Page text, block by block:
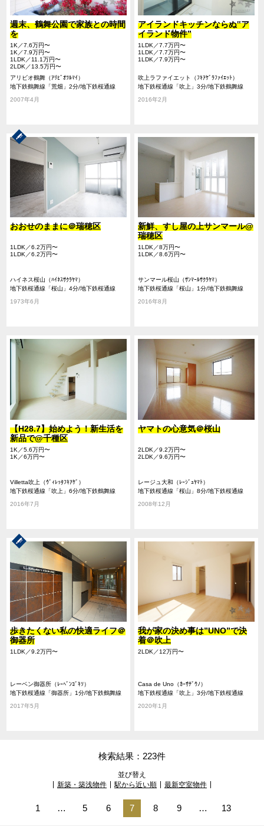
週末、鶴舞公園で家族との時間
を
1K／7.6万円〜
1K／7.9万円〜
1LDK／11.1万円〜
2LDK／13.5万円〜
アリビオ鶴舞（ｱﾘﾋﾞｵﾂﾙﾏｲ）
地下鉄鶴舞線「荒畑」2分/地下鉄桜通線
2007年4月
アイランドキッチンならぬ‟ア
イランド物件”
1LDK／7.7万円〜
1LDK／7.7万円〜
1LDK／7.9万円〜
吹上ラファイエット（ﾌｷｱｹﾞﾗﾌｧｲｴｯﾄ）
地下鉄桜通線「吹上」3分/地下鉄鶴舞線
2016年2月
おおせのままに＠瑞穂区
1LDK／6.2万円〜
1LDK／6.2万円〜
ハイネス桜山（ﾊｲﾈｽｻｸﾗﾔﾏ）
地下鉄桜通線「桜山」4分/地下鉄桜通線
「御器所」16分/地下鉄鶴舞線「御器所」16
1973年6月
新鮮、すし屋の上サンマール@
瑞穂区
1LDK／8万円〜
1LDK／8.6万円〜
サンマール桜山（ｻﾝﾏｰﾙｻｸﾗﾔﾏ）
地下鉄桜通線「桜山」1分/地下鉄鶴舞線
「御器所」11分/地下鉄桜通線「御器所」11
2016年8月
【H28.7】始めよう！新生活を
新品で@千種区
1K／5.6万円〜
1K／6万円〜
Villetta吹上（ｳﾞｨﾚｯﾀﾌｷｱｹﾞ）
地下鉄桜通線「吹上」6分/地下鉄鶴舞線
2016年7月
ヤマトの心意気＠桜山
2LDK／9.2万円〜
2LDK／9.6万円〜
レージュ大和（ﾚｰｼﾞｭﾔﾏﾄ）
地下鉄桜通線「桜山」8分/地下鉄桜通線
2008年12月
歩きたくない私の快適ライフ＠
御器所
1LDK／9.2万円〜
レーベン御器所（ﾚｰﾍﾞﾝｺﾞｷｿ）
地下鉄桜通線「御器所」1分/地下鉄鶴舞線
2017年5月
我が家の決め事は”UNO”で決
着＠吹上
2LDK／12万円〜
Casa de Uno（ｶｰｻﾃﾞｳﾉ）
地下鉄桜通線「吹上」3分/地下鉄桜通線
2020年1月
検索結果：223件
並び替え
新築・築浅物件
駅から近い順 最新空室物件
1 … 5 6 7 8 9 … 13